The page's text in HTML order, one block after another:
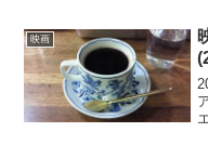
映画